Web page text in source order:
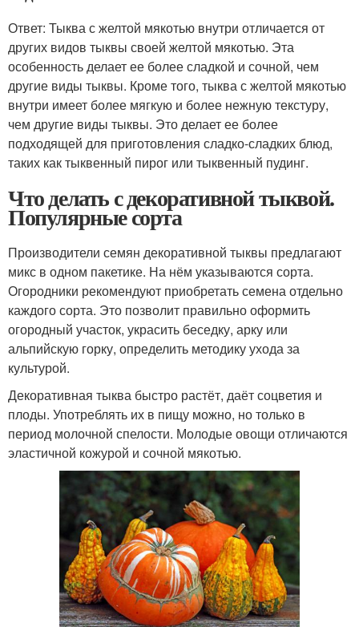
Ответ: Тыква с желтой мякотью внутри отличается от
других видов тыквы своей желтой мякотью. Эта
особенность делает ее более сладкой и сочной, чем
другие виды тыквы. Кроме того, тыква с желтой мякотью
внутри имеет более мягкую и более нежную текстуру,
чем другие виды тыквы. Это делает ее более
подходящей для приготовления сладко-сладких блюд,
таких как тыквенный пирог или тыквенный пудинг.
Что делать с декоративной тыквой.
Популярные сорта
Производители семян декоративной тыквы предлагают
микс в одном пакетике. На нём указываются сорта.
Огородники рекомендуют приобретать семена отдельно
каждого сорта. Это позволит правильно оформить
огородный участок, украсить беседку, арку или
альпийскую горку, определить методику ухода за
культурой.
Декоративная тыква быстро растёт, даёт соцветия и
плоды. Употреблять их в пищу можно, но только в
период молочной спелости. Молодые овощи отличаются
эластичной кожурой и сочной мякотью.